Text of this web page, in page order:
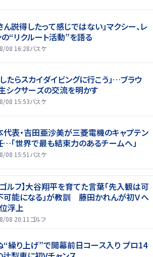
ん説得したって感じではない」マクシー、レ
“リクルート活動”を語る
08 16:28バスケ
たらスカイダイビングに行こう」…ブラウ
シクサーズの交流を明かす
08 15:53バスケ
表・吉田亜沙美が三菱電機のキャプテン
…「世界で最も結束力のあるチームへ」
08 15:51 バスケ
ルフ】大谷翔平を育てた言葉「先入観は可
可能になる」が教訓 藤田かれんが初Ｖへ
浮上
08 20:11ゴルフ
“繰り上げ”で開幕前日コース入り プロ14